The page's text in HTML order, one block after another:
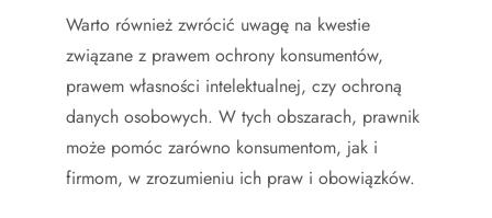
Warto również zwrócić uwagę na kwestie
związane z prawem ochrony konsumentów,
prawem własności intelektualnej, czy ochroną
danych osobowych. W tych obszarach, prawnik
może pomóc zarówno konsumentom, jak i
firmom, w zrozumieniu ich praw i obowiązków.